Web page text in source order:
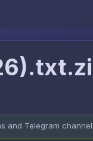
and Telegram